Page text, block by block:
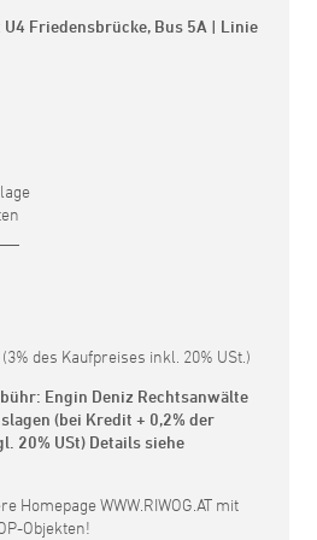
U4 Friedensbrücke, Bus 5A | Linie
des Kaufpreises inkl. 20% USt.)
Engin Deniz Rechtsanwälte
(bei Kredit + 0,2% der
20% USt) Details siehe
Homepage WWW.RIWOG.AT mit
Objekten!